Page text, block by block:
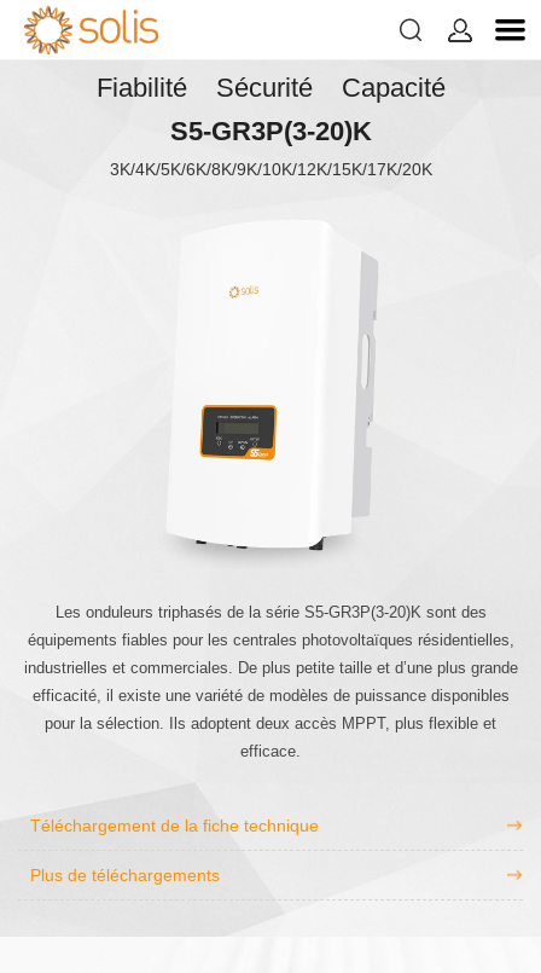
 
Fiabilité Sécurité Capacité
S5-GR3P(3-20)K
3K/4K/5K/6K/8K/9K/10K/12K/15K/17K/20K
Les onduleurs triphasés de la série S5-GR3P(3-20)K sont des
équipements fiables pour les centrales photovoltaïques résidentielles,
industrielles et commerciales. De plus petite taille et d’une plus grande
efficacité, il existe une variété de modèles de puissance disponibles
pour la sélection. Ils adoptent deux accès MPPT, plus flexible et
efficace.
Téléchargement de la fiche technique
Plus de téléchargements